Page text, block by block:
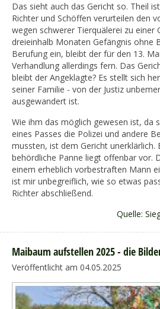
Das sieht auch das Gericht so. Theil
Richter und Schöffen verurteilen den
wegen schwerer Tierquälerei zu einer
dreieinhalb Monaten Gefängnis ohne
Berufung ein, bleibt der für den 13.
Verhandlung allerdings fern. Das
bleibt der Angeklagte? Es stellt sich
seiner Familie - von der Justiz
ausgewandert ist.
Wie ihm das möglich gewesen ist, da
eines Passes die Polizei und andere
mussten, ist dem Gericht unerklärlich.
behördliche Panne liegt offenbar vor.
einem erheblich vorbestraften Mann
ist mir unbegreiflich, wie so etwas
Richter abschließend.
Quelle:
Maibaum aufstellen 2025 - die
Veröffentlicht am 04.05.2025